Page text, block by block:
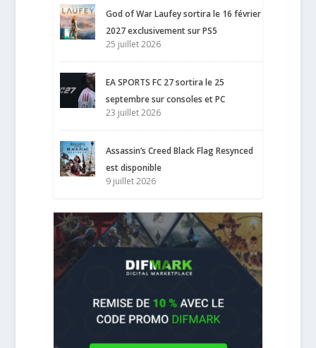
God of War Laufey sortira le 16 février
2027 exclusivement sur PS5
25 juillet 2026
EA SPORTS FC 27 sortira le 25
septembre sur consoles et PC
23 juillet 2026
Assassin’s Creed Black Flag Resynced
est disponible
9 juillet 2026